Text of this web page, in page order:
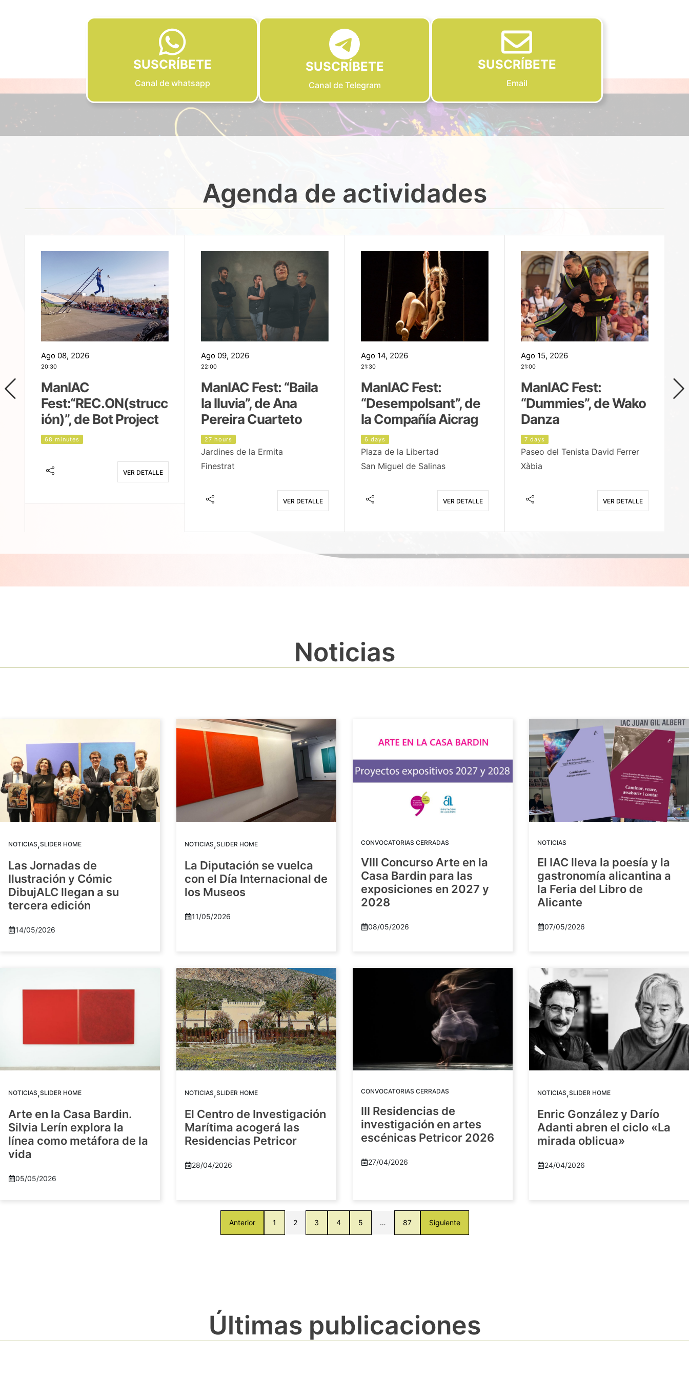
SUSCRÍBETE
Canal de whatsapp
SUSCRÍBETE
Canal de Telegram
SUSCRÍBETE
Email
Agenda de actividades
Ago 08, 2026
20:30
ManIAC
Fest:“REC.ON(strucc
ión)”, de Bot Project
68 minutes
VER DETALLE
Ago 09, 2026
22:00
ManIAC Fest: “Baila
la lluvia”, de Ana
Pereira Cuarteto
27 hours
Jardines de la Ermita
Finestrat
VER DETALLE
Ago 14, 2026
21:30
ManIAC Fest:
“Desempolsant”, de
la Compañía Aicrag
6 days
Plaza de la Libertad
San Miguel de Salinas
VER DETALLE
Ago 15, 2026
21:00
ManIAC Fest:
“Dummies”, de Wako
Danza
7 days
Paseo del Tenista David Ferrer
Xàbia
VER DETALLE
Noticias
NOTICIAS,SLIDER HOME
Las Jornadas de
Ilustración y Cómic
DibujALC llegan a su
tercera edición
14/05/2026
NOTICIAS,SLIDER HOME
La Diputación se vuelca
con el Día Internacional de
los Museos
11/05/2026
CONVOCATORIAS CERRADAS
VIII Concurso Arte en la
Casa Bardin para las
exposiciones en 2027 y
2028
08/05/2026
NOTICIAS
El IAC lleva la poesía y la
gastronomía alicantina a
la Feria del Libro de
Alicante
07/05/2026
NOTICIAS,SLIDER HOME
Arte en la Casa Bardin.
Silvia Lerín explora la
línea como metáfora de la
vida
05/05/2026
NOTICIAS,SLIDER HOME
El Centro de Investigación
Marítima acogerá las
Residencias Petricor
28/04/2026
CONVOCATORIAS CERRADAS
III Residencias de
investigación en artes
escénicas Petricor 2026
27/04/2026
NOTICIAS,SLIDER HOME
Enric González y Darío
Adanti abren el ciclo «La
mirada oblicua»
24/04/2026
Anterior 1 2 3 4 5 … 87 Siguiente
Últimas publicaciones